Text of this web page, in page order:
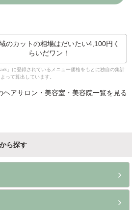
のカットの相場はだいたい4,100円 く
らいだワン！
」に登録されているメニュー価格をもとに独自の集計
って算出しています。
ヘアサロン・美容室・美容院一覧を見る
ら探す